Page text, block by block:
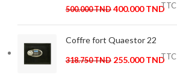
500.000TND 400.000TNDTTC
Coffre fort Quaestor 22
318.750TND 255.000TNDTTC